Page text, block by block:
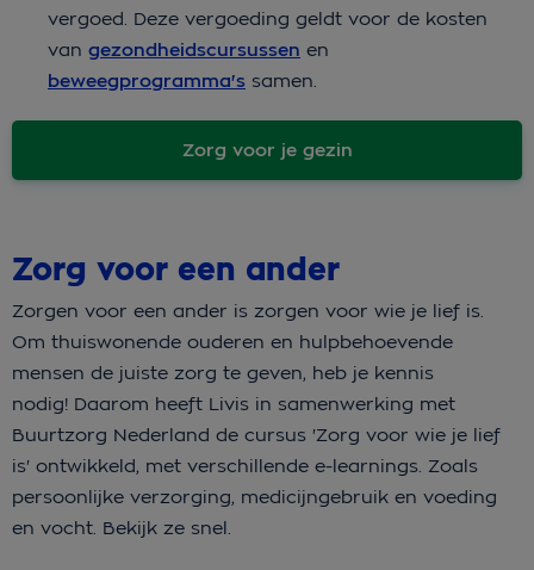
vergoed. Deze vergoeding geldt voor de kosten
van gezondheidscursussen en
beweegprogramma's samen.
Zorg voor je gezin
Zorg voor een ander
Zorgen voor een ander is zorgen voor wie je lief is.
Om thuiswonende ouderen en hulpbehoevende
mensen de juiste zorg te geven, heb je kennis
nodig! Daarom heeft Livis in samenwerking met
Buurtzorg Nederland de cursus 'Zorg voor wie je lief
is' ontwikkeld, met verschillende e-learnings. Zoals
persoonlijke verzorging, medicijngebruik en voeding
en vocht. Bekijk ze snel.